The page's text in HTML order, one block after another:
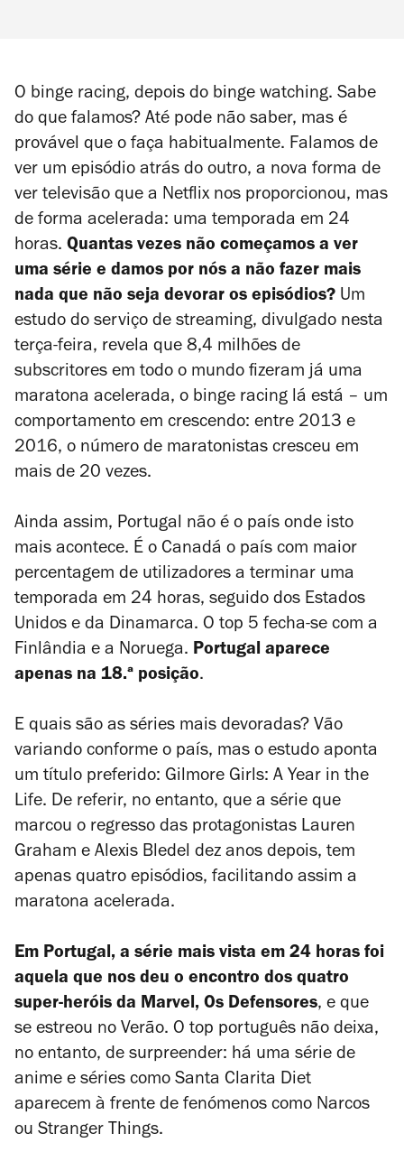
O binge racing, depois do binge watching. Sabe
do que falamos? Até pode não saber, mas é
provável que o faça habitualmente. Falamos de
ver um episódio atrás do outro, a nova forma de
ver televisão que a Netflix nos proporcionou, mas
de forma acelerada: uma temporada em 24
horas. Quantas vezes não começamos a ver
uma série e damos por nós a não fazer mais
nada que não seja devorar os episódios? Um
estudo do serviço de streaming, divulgado nesta
terça-feira, revela que 8,4 milhões de
subscritores em todo o mundo fizeram já uma
maratona acelerada, o binge racing lá está – um
comportamento em crescendo: entre 2013 e
2016, o número de maratonistas cresceu em
mais de 20 vezes.
Ainda assim, Portugal não é o país onde isto
mais acontece. É o Canadá o país com maior
percentagem de utilizadores a terminar uma
temporada em 24 horas, seguido dos Estados
Unidos e da Dinamarca. O top 5 fecha-se com a
Finlândia e a Noruega. Portugal aparece
apenas na 18.ª posição.
E quais são as séries mais devoradas? Vão
variando conforme o país, mas o estudo aponta
um título preferido: Gilmore Girls: A Year in the
Life. De referir, no entanto, que a série que
marcou o regresso das protagonistas Lauren
Graham e Alexis Bledel dez anos depois, tem
apenas quatro episódios, facilitando assim a
maratona acelerada.
Em Portugal, a série mais vista em 24 horas foi
aquela que nos deu o encontro dos quatro
super-heróis da Marvel, Os Defensores, e que
se estreou no Verão. O top português não deixa,
no entanto, de surpreender: há uma série de
anime e séries como Santa Clarita Diet
aparecem à frente de fenómenos como Narcos
ou Stranger Things.